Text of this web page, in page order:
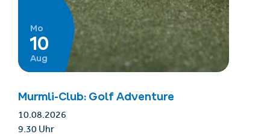
Mo
10
Aug
Murmli-Club: Golf Adventure
10.08.2026
9.30 Uhr